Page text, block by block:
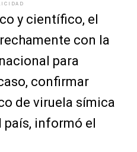
y científico, el
con la
para
confirmar
de viruela símica
país, informó el